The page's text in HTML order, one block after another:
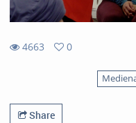
4663
0
Share